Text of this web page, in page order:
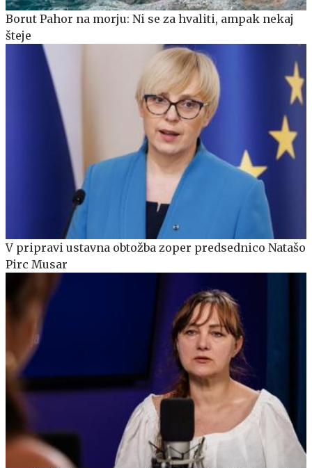
Borut Pahor na morju: Ni se za hvaliti, ampak nekaj
šteje
V pripravi ustavna obtožba zoper predsednico Natašo
Pirc Musar